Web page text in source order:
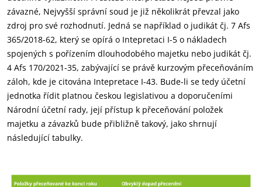
závazné, Nejvyšší správní soud je již několikrát převzal jako
zdroj pro své rozhodnutí. Jedná se například o judikát čj. 7 Afs
365/2018-62, který se opírá o Intepretaci I-5 o nákladech
spojených s pořízením dlouhodobého majetku nebo judikát čj.
4 Afs 170/2021-35, zabývající se právě kurzovým přeceňováním
záloh, kde je citována Intepretace I-43. Bude-li se tedy účetní
jednotka řídit platnou českou legislativou a doporučeními
Národní účetní rady, její přístup k přeceňování položek
majetku a závazků bude přibližně takový, jako shrnují
následující tabulky.